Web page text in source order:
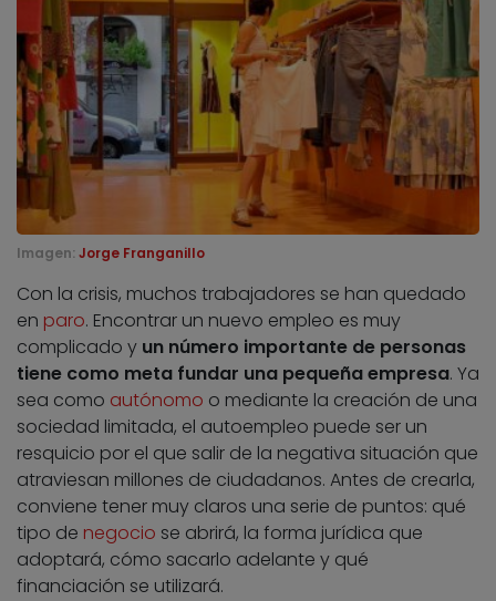
Imagen: Jorge Franganillo
Con la crisis, muchos trabajadores se han quedado
en paro. Encontrar un nuevo empleo es muy
complicado y un número importante de personas
tiene como meta fundar una pequeña empresa. Ya
sea como autónomo o mediante la creación de una
sociedad limitada, el autoempleo puede ser un
resquicio por el que salir de la negativa situación que
atraviesan millones de ciudadanos. Antes de crearla,
conviene tener muy claros una serie de puntos: qué
tipo de negocio se abrirá, la forma jurídica que
adoptará, cómo sacarlo adelante y qué
financiación se utilizará.